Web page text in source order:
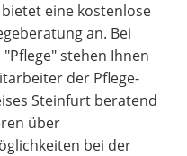
eine kostenlose
an. Bei
stehen Ihnen
der Pflege-
Steinfurt beratend
über
bei der